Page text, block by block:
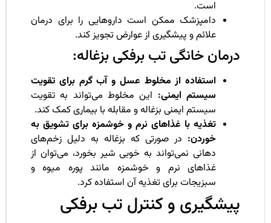
دامپزشک ممکن است داروهایی را برای درمان
علائم و پیشگیری از عوارض تجویز کند.
خانگی تب برفکی بزغاله:
استفاده از مخلوط عسل و آب گرم برای تقویت
سیستم ایمنی:این مخلوط می‌تواند به تقویت
سیستم ایمنی بزغاله و مقابله با بیماری کمک کند.
تغذیه با غذاهای نرم و خوشمزه برای تشویق به
در صورتی که بزغاله به دلیل زخم‌های
دهانی نمی‌تواند به خوبی شیر بخورد، می‌توان از
غذاهای نرم و خوشمزه مانند پوره میوه و
سبزیجات برای تغذیه آن استفاده کرد.
و کنترل تب برفکی